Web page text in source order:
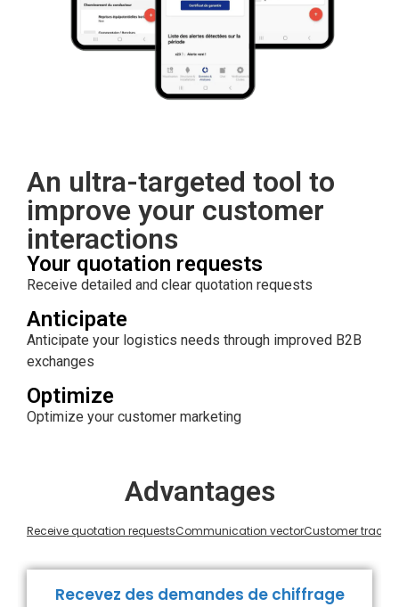
An ultra-targeted tool to
improve your customer
interactions
Your quotation requests
Receive detailed and clear quotation requests
Anticipate
Anticipate your logistics needs through improved B2B
exchanges
Optimize
Optimize your customer marketing
Advantages
Receive quotation requestsCommunication vectorCustomer
Recevez des demandes de chiffrage